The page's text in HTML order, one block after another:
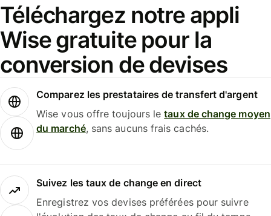
Téléchargez notre appli
Wise gratuite pour la
conversion de devises
Comparez les prestataires de transfert d'argent
Wise vous offre toujours letaux de change moyen
du marché, sans aucuns frais cachés.
Suivez les taux de change en direct
Enregistrez vos devises préférées pour suivre